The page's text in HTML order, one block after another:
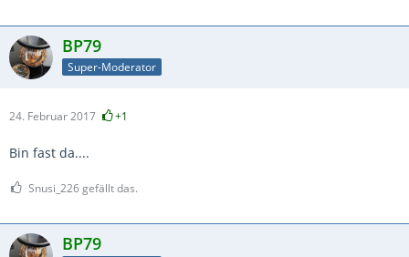
BP79
Super-Moderator
24. Februar 2017 +1
Bin fast da....
Snusi_226 gefällt das.
BP79